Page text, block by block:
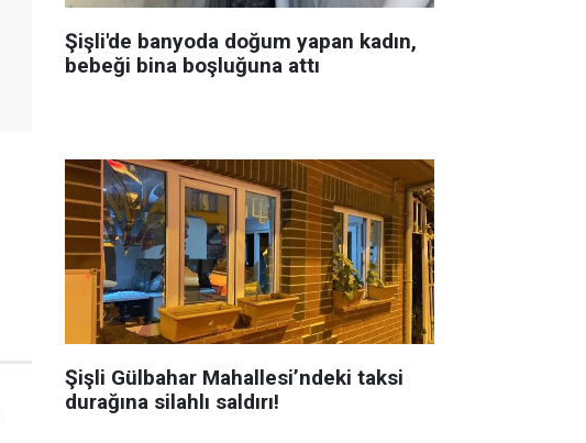
Şişli'de banyoda doğum yapan kadın,
bebeği bina boşluğuna attı
Şişli Gülbahar Mahallesi’ndeki taksi
durağına silahlı saldırı!